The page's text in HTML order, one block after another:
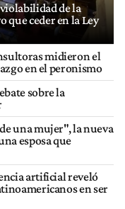
de la
que ceder en la Ley
midieron el
en el peronismo
sobre la
una mujer", la nueva
esposa que
artificial reveló
en ser